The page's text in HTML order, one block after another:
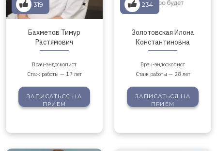
319
Бахметов Тимур
Растямович
Врач-эндоскопист
Стаж работы — 17 лет
ЗАПИСАТЬСЯ НА
ПРИЕМ
234
Золотовская Илона
Константиновна
Врач-эндоскопист
Стаж работы — 28 лет
ЗАПИСАТЬСЯ НА
ПРИЕМ